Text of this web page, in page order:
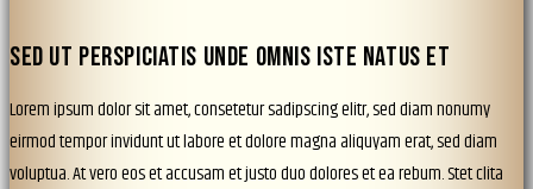
SED UT PERSPICIATIS UNDE OMNIS ISTE NATUS ET
Lorem ipsum dolor sit amet, consetetur sadipscing elitr, sed diam nonumy
eirmod tempor invidunt ut labore et dolore magna aliquyam erat, sed diam
voluptua. At vero eos et accusam et justo duo dolores et ea rebum. Stet clita